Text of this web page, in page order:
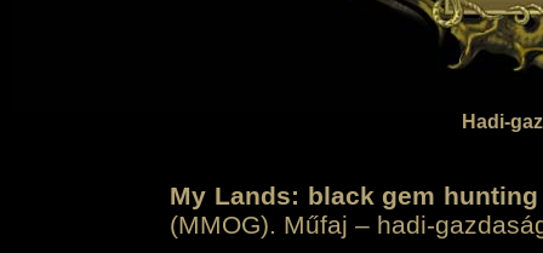
Hadi-
My Lands: black gem hunting
(MMOG). Műfaj – hadi-